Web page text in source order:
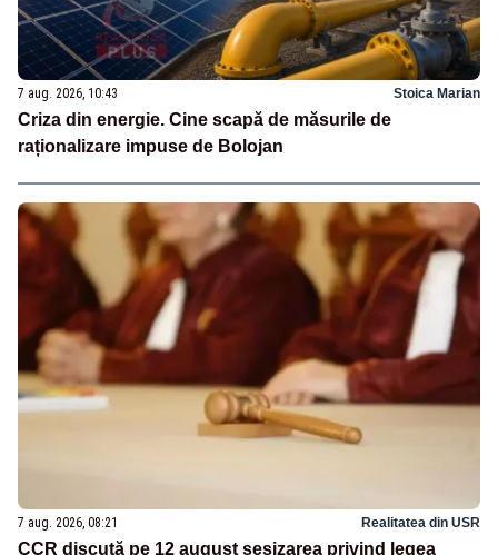
7 aug. 2026, 10:43 Stoica Marian
Criza din energie. Cine scapă de măsurile de
raționalizare impuse de Bolojan
7 aug. 2026, 08:21 Realitatea din USR
CCR discută pe 12 august sesizarea privind legea